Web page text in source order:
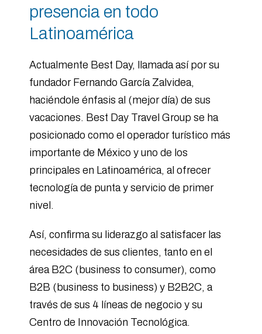
presencia en todo
Latinoamérica
Actualmente Best Day, llamada así por su
fundador Fernando García Zalvidea,
haciéndole énfasis al (mejor día) de sus
vacaciones. Best Day Travel Group se ha
posicionado como el operador turístico más
importante de México y uno de los
principales en Latinoamérica, al ofrecer
tecnología de punta y servicio de primer
nivel.
Así, confirma su liderazgo al satisfacer las
necesidades de sus clientes, tanto en el
área B2C (business to consumer), como
B2B (business to business) y B2B2C, a
través de sus 4 líneas de negocio y su
Centro de Innovación Tecnológica.